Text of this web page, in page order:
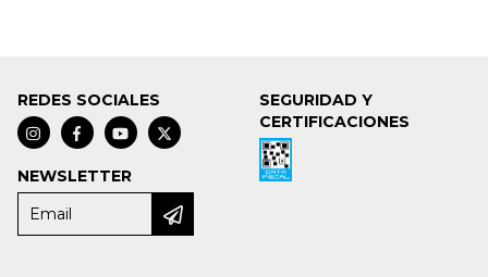
REDES SOCIALES
NEWSLETTER
SEGURIDAD Y
CERTIFICACIONES